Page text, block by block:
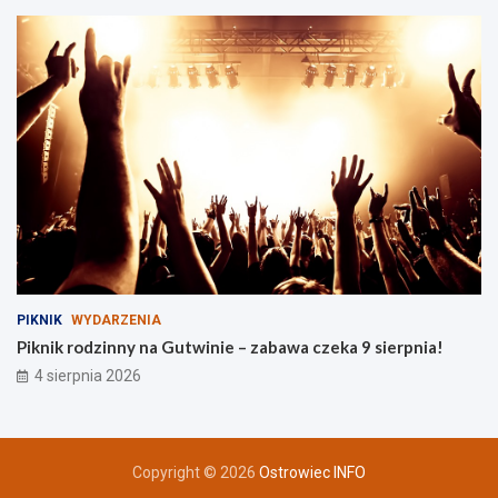
m
ę
g
l
a
PIKNIK WYDARZENIA
Piknik rodzinny na Gutwinie – zabawa czeka 9 sierpnia!
4 sierpnia 2026
Copyright © 2026 Ostrowiec INFO